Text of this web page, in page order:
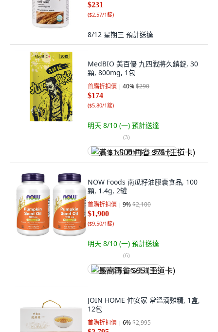
$231
($2.57/1錠)
8/12 星期三 預計送達
MedBIO 美百優 九四戰將久鎮錠, 30
顆, 800mg, 1包
首購折扣價 40%$290
$174
($5.80/1錠)
明天 8/10 (一) 預計送達
(3)
满 $1,500 再省 $75 (王道卡)
NOW Foods 南瓜籽油膠囊食品, 100
顆, 1.4g, 2罐
首購折扣價 9%$2,100
$1,900
($9.50/1錠)
明天 8/10 (一) 預計送達
(6)
最高再省 $95 (王道卡)
JOIN HOME 仲安家 常溫滴雞精, 1盒,
12包
首購折扣價 6%$2,995